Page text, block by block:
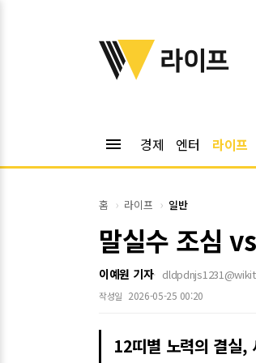
위키트리
라이프
menu 경제 엔터 라이프
홈 라이프 일반
말실수 조심
이예원 기자
작성일 2026-05-25 00:20
12띠별 노력의 결실,